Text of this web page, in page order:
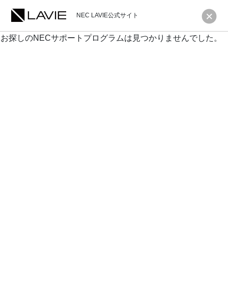
NEC LAVIE公式サイト
お探しのNECサポートプログラムは見つかりませんでした。